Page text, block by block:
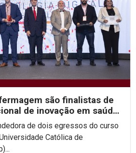
são finalistas de
de inovação em saúde
de dois egressos do curso
Católica de